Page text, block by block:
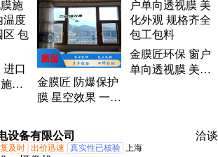
进口
工
金膜匠 防爆保护
膜 星空效果 一站
金膜匠环保 窗户
单向透视膜 美化
设备有限公司 洽谈
及时 出价迅速 真实性已核验 上海